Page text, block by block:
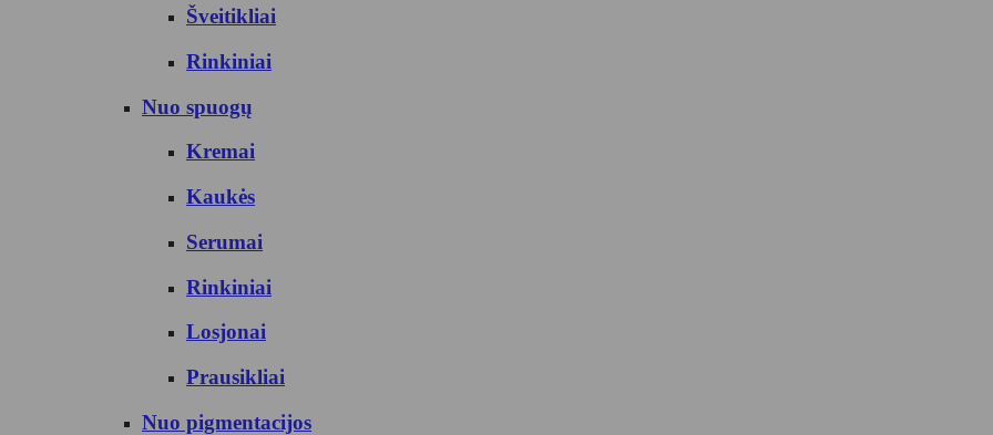
Šveitikliai
Rinkiniai
Nuo spuogų
Kremai
Kaukės
Serumai
Rinkiniai
Losjonai
Prausikliai
Nuo pigmentacijos